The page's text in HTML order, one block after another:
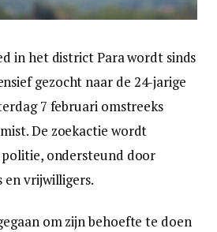
in het district Para wordt sinds
gezocht naar de 24-jarige
7 februari omstreeks
De zoekactie wordt
ondersteund door
en vrijwilligers.
om zijn behoefte te doen